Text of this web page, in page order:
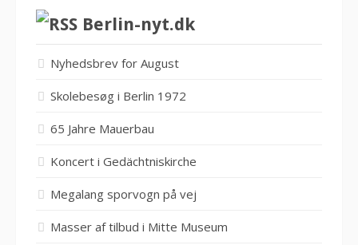
Berlin-nyt.dk
Nyhedsbrev for August
Skolebesøg i Berlin 1972
65 Jahre Mauerbau
Koncert i Gedächtniskirche
Megalang sporvogn på vej
Masser af tilbud i Mitte Museum